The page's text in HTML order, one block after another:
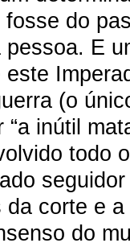
fosse do
pessoa. E
este
(o
“a inútil
todo
da corte e
do